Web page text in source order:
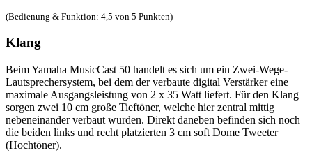
(Bedienung & Funktion: 4,5 von 5 Punkten)
Klang
Beim Yamaha MusicCast 50 handelt es sich um ein Zwei-Wege-
Lautsprechersystem, bei dem der verbaute digital Verstärker eine
maximale Ausgangsleistung von 2 x 35 Watt liefert. Für den Klang
sorgen zwei 10 cm große Tieftöner, welche hier zentral mittig
nebeneinander verbaut wurden. Direkt daneben befinden sich noch
die beiden links und recht platzierten 3 cm soft Dome Tweeter
(Hochtöner).